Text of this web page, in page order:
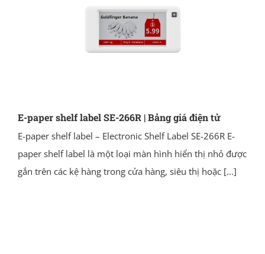
E-paper shelf label SE-266R | Bảng giá điện tử
E-paper shelf label – Electronic Shelf Label SE-266R E-
paper shelf label là một loại màn hình hiển thị nhỏ được
gắn trên các kệ hàng trong cửa hàng, siêu thị hoặc[...]